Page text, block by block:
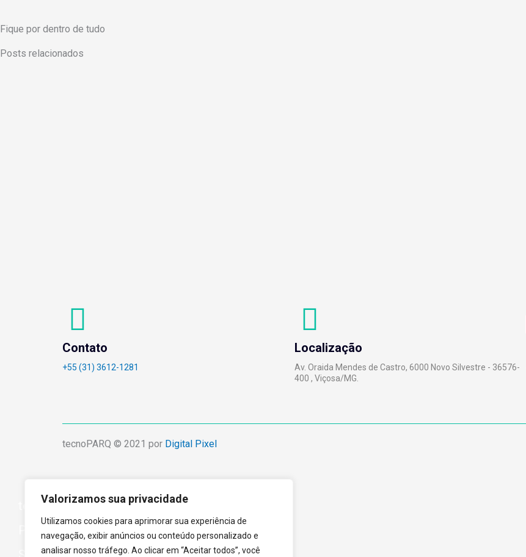
Valorizamos sua privacidade
Utilizamos cookies para aprimorar sua experiência de
navegação, exibir anúncios ou conteúdo personalizado e
analisar nosso tráfego. Ao clicar em “Aceitar todos”, você
Fique por dentro de tudo
Posts relacionados
Contato
+55 (31) 3612-1281
Localização
Av. Oraida Mendes de Castro, 6000 Novo Silvestre - 36576-
400 , Viçosa/MG.
tecnoPARQ © 2021 por Digital Pixel
tecnoPARQ
Programas